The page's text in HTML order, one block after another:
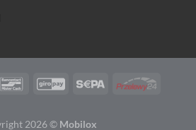
2026 © Mobilox